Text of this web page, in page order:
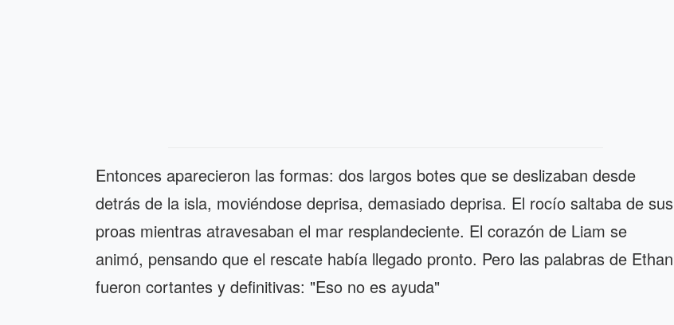
Entonces aparecieron las formas: dos largos botes que se deslizaban desde
detrás de la isla, moviéndose deprisa, demasiado deprisa. El rocío saltaba de sus
proas mientras atravesaban el mar resplandeciente. El corazón de Liam se
animó, pensando que el rescate había llegado pronto. Pero las palabras de Ethan
fueron cortantes y definitivas: "Eso no es ayuda"